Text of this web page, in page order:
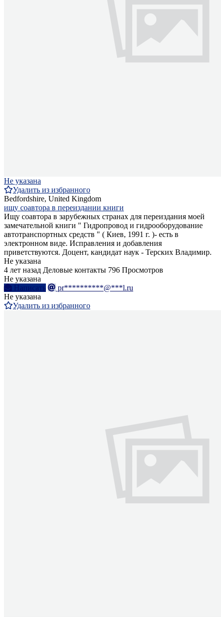
Не указана
Удалить из избранного
Bedfordshire, United Kingdom
ищу соавтора в переиздании книги
Ищу соавтора в зарубежных странах для переиздания моей
замечательной книги " Гидропровод и гидрооборудование
автотранспортных средств " ( Киев, 1991 г. )- есть в
электронном виде. Исправления и добавления
приветствуются. Доцент, кандидат наук - Терских Владимир.
Не указана
4 лет назад Деловые контакты 796 Просмотров
Не указана
Написать
pr**********@***l.ru
Не указана
Удалить из избранного